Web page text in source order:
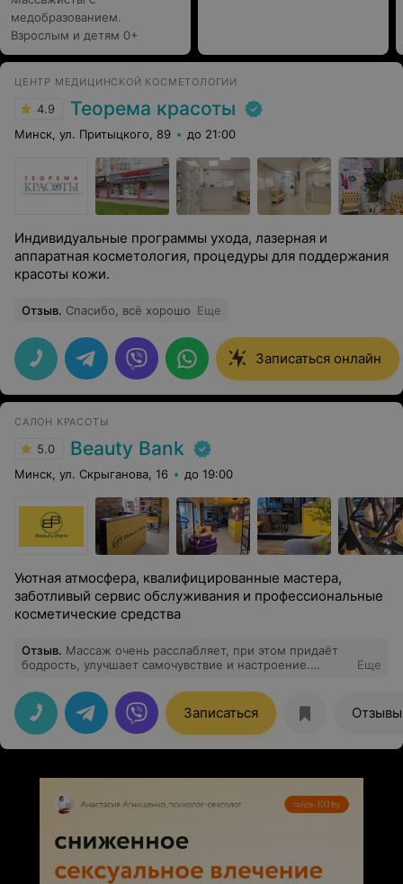
медобразованием.
Взрослым и детям 0+
ЦЕНТР МЕДИЦИНСКОЙ КОСМЕТОЛОГИИ
4.9 Теорема красоты
Минск, ул. Притыцкого, 89 до 21:00
Индивидуальные программы ухода, лазерная и
аппаратная косметология, процедуры для поддержания
красоты кожи.
Отзыв. Спасибо, всё хорошо Еще
Записаться онлайн
САЛОН КРАСОТЫ
5.0 Beauty Bank
Минск, ул. Скрыганова, 16 до 19:00
Уютная атмосфера, квалифицированные мастера,
заботливый сервис обслуживания и профессиональные
косметические средства
Отзыв. Массаж очень расслабляет, при этом придаёт
бодрость, улучшает самочувствие и настроение.
Еще
Записаться Отзывы